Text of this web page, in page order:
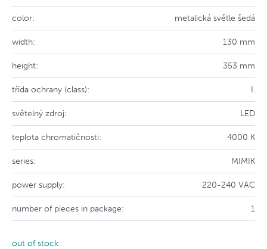
color: metalická světle šedá
width: 130 mm
height: 353 mm
třída ochrany (class): I.
světelný zdroj: LED
teplota chromatičnosti: 4000 K
series: MIMIK
power supply: 220-240 VAC
number of pieces in package: 1
out of stock